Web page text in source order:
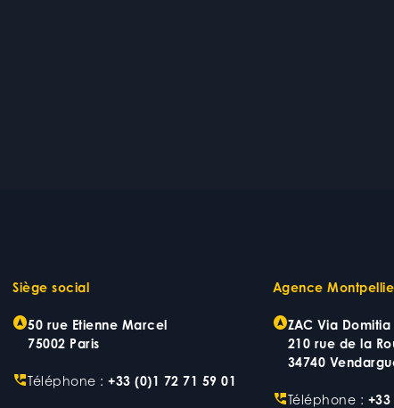
Siège social
50 rue Etienne Marcel
75002 Paris
Téléphone : +33 (0)1 72 71 59 01
Agence
ZAC Via Domitia
210 rue de la
34740
Téléphone : +33